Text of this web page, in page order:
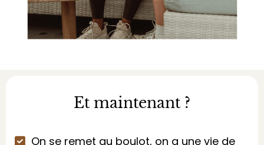
Et maintenant ?
On se remet au boulot, on a une vie de